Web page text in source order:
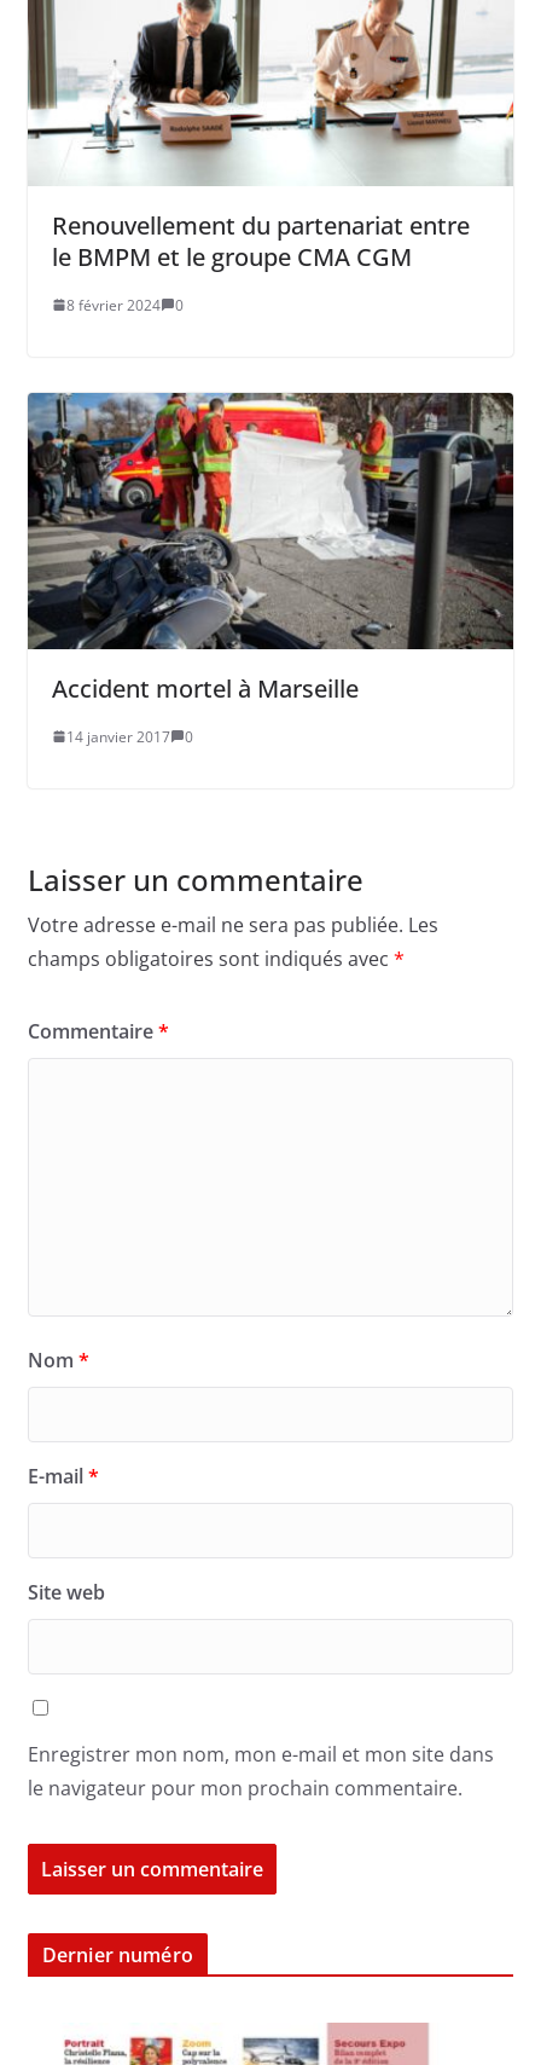
Renouvellement du partenariat entre
le BMPM et le groupe CMA CGM
8 février 2024 0
Accident mortel à Marseille
14 janvier 2017 0
Laisser un commentaire
Votre adresse e-mail ne sera pas publiée. Les
champs obligatoires sont indiqués avec *
Commentaire*
Nom *
E-mail*
Site web
Enregistrer mon nom, mon e-mail et mon site dans
le navigateur pour mon prochain commentaire.
Dernier numéro